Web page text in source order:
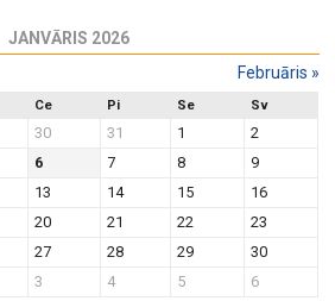
JANVĀRIS 2026
Februāris »
Ce Pi Se Sv
30 31 1
2
6 7 8
9
13 14 15
16
20 21 22
23
27 28 29
30
3 4 5 6